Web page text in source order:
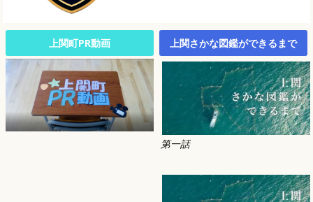
上関町PR動画 上関さかな図鑑ができるまで
第一話